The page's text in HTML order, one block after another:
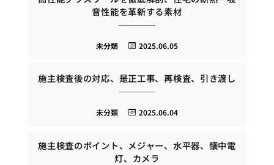
音性能を革新する素材
2025.06.05
未分類
施主検査後の対応、是正工事、再検査、引き渡し
2025.06.04
未分類
施主検査のポイント、メジャー、水平器、懐中電
灯、カメラ